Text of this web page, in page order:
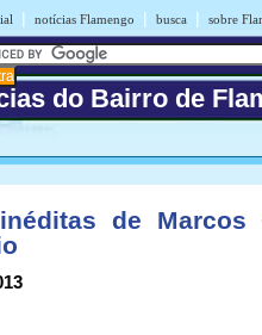
| notícias Flamengo | busca | sobre
do Bairro de
de Marcos